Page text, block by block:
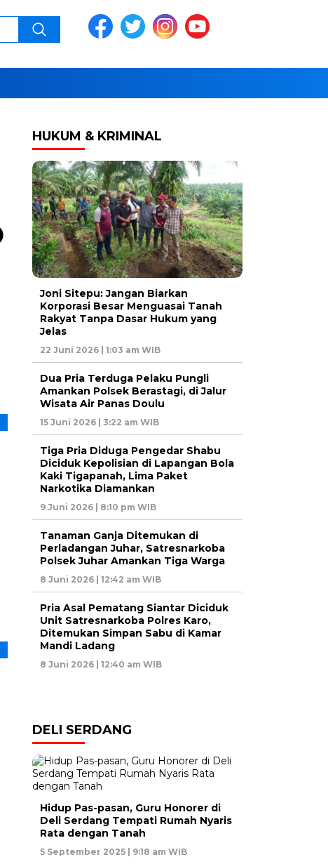
HUKUM & KRIMINAL
Joni Sitepu: Jangan Biarkan
Korporasi Besar Menguasai Tanah
Rakyat Tanpa Dasar Hukum yang
Jelas
22 Juni 2026 | 1:03 am WIB
Dua Pria Terduga Pelaku Pungli
Amankan Polsek Berastagi, di Jalur
Wisata Air Panas Doulu
15 Juni 2026 | 3:22 am WIB
Tiga Pria Diduga Pengedar Shabu
Diciduk Kepolisian di Lapangan Bola
Kaki Tigapanah, Lima Paket
Narkotika Diamankan
9 Juni 2026 | 8:10 pm WIB
Tanaman Ganja Ditemukan di
Perladangan Juhar, Satresnarkoba
Polsek Juhar Amankan Tiga Warga
8 Juni 2026 | 12:42 am WIB
Pria Asal Pematang Siantar Diciduk
Unit Satresnarkoba Polres Karo,
Ditemukan Simpan Sabu di Kamar
Mandi Ladang
8 Juni 2026 | 12:40 am WIB
DELI SERDANG
Hidup Pas-pasan, Guru Honorer di
Deli Serdang Tempati Rumah Nyaris
Rata dengan Tanah
5 September 2025 | 9:18 am WIB